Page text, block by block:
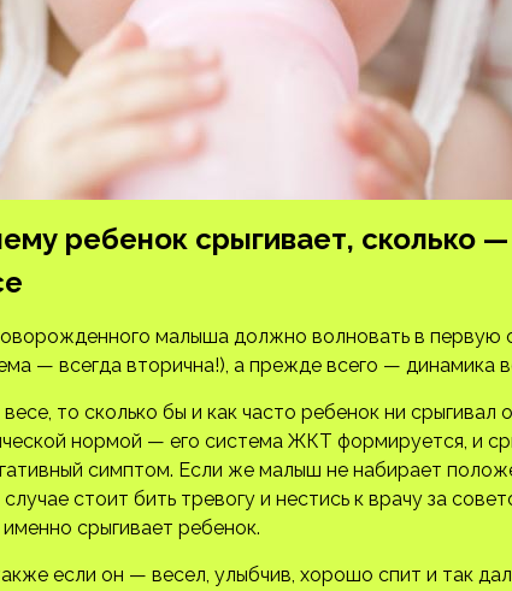
ребенок срыгивает, сколько
малыша должно волновать в первую
— всегда вторична!), а прежде всего — динамика
то сколько бы и как часто ребенок ни срыгивал
нормой — его система ЖКТ формируется, и
симптом. Если же малыш не набирает
стоит бить тревогу и нестись к врачу за
срыгивает ребенок.
если он — весел, улыбчив, хорошо спит и так